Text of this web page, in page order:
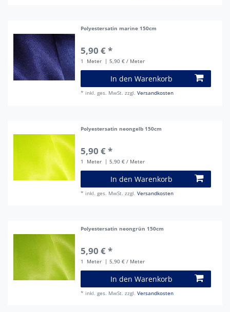
Polyestersatin marine 150cm
5,90 € *
1 Meter | 5,90 € / Meter
In den Warenkorb
* inkl. ges. MwSt. zzgl.Versandkosten
Polyestersatin neongelb 150cm
5,90 € *
1 Meter | 5,90 € / Meter
In den Warenkorb
* inkl. ges. MwSt. zzgl.Versandkosten
Polyestersatin neongrün 150cm
5,90 € *
1 Meter | 5,90 € / Meter
In den Warenkorb
* inkl. ges. MwSt. zzgl.Versandkosten